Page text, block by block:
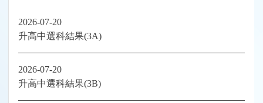
2026-07-20
升高中選科結果(3A)
2026-07-20
升高中選科結果(3B)